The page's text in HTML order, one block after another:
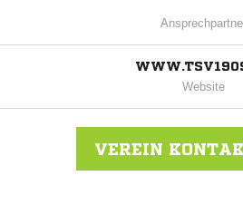
Website
VEREIN